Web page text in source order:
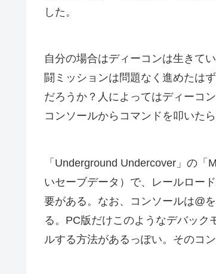
した。
自分の場合はディーコンは生きて
闘ミッションは問題なく進めたは
だろうか？人によってはディーコ
コンソールからコマンドを叩いたら
「Underground Undercover」の
いセーブデータ）で、レールロー
要がある。なお、コンソールは@
る。PC版だけこのようなデバック
ルする方法があるっぽい。そのコ